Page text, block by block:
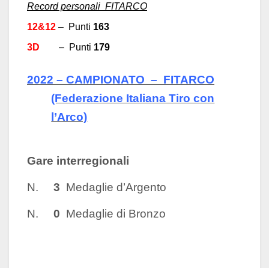
Record personali FITARCO
12&12 – Punti 163
3D – Punti 179
2022 – CAMPIONATO – FITARCO
(Federazione Italiana Tiro con
l’Arco)
Gare interregionali
N. 3 Medaglie d’Argento
N. 0 Medaglie di Bronzo